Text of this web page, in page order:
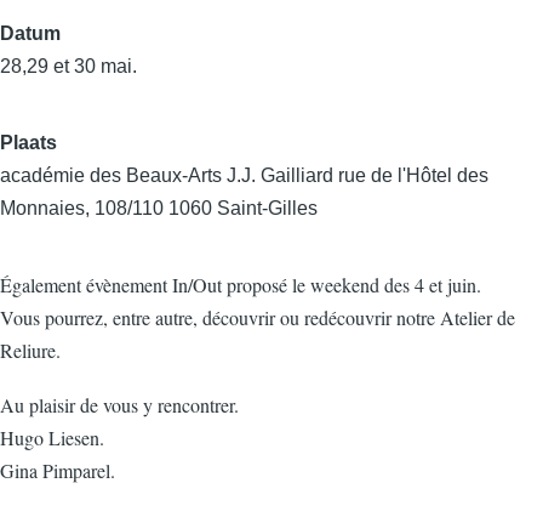
Datum
28,29 et 30 mai.
Plaats
académie des Beaux-Arts J.J. Gailliard rue de l'Hôtel des
Monnaies, 108/110 1060 Saint-Gilles
Également évènement In/Out proposé le weekend des 4 et juin.
Vous pourrez, entre autre, découvrir ou redécouvrir notre Atelier de
Reliure.
Au plaisir de vous y rencontrer.
Hugo Liesen.
Gina Pimparel.